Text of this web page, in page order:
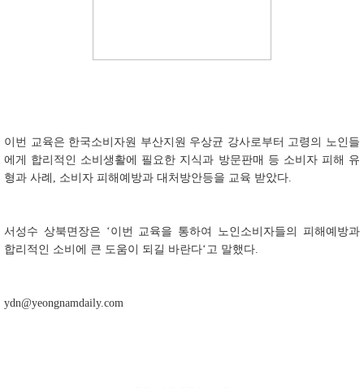
이번 교육은 한국소비자원 부산지원 우상균 강사로부터 고령의 노인들
에게 합리적인 소비생활에 필요한 지식과 방문판매 등 소비자 피해 유
형과 사례, 소비자 피해예방과 대처방안등을 교육 받았다.
서성수 상북면장은 ‘이번 교육을 통하여 노인소비자들의 피해예방과
합리적인 소비에 큰 도움이 되길 바란다‘고 말했다.
ydn@yeongnamdaily.com